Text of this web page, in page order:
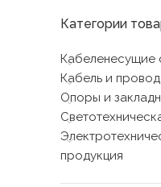
Фильтрация
Цена:0 ₽—110 ₽
Категории
Кабеленесущие
Кабель и провод
Опоры и
продукция